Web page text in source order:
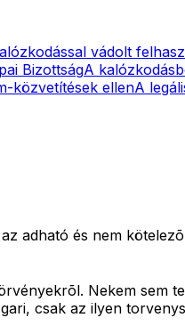
vádolt
BizottságA
közvetítések ellenA
adható és nem
Nekem sem
csak az ilyen